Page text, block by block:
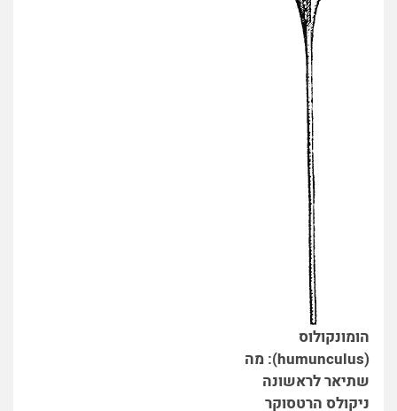
הומונקולוס
(humunculus): מה
שתיאר לראשונה
ניקולס הרטסוקר